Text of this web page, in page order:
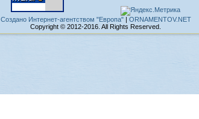
Создано Интернет-агентством "Европа"| ORNAMENTOV.NET
Copyright © 2012-2016. All Rights Reserved.